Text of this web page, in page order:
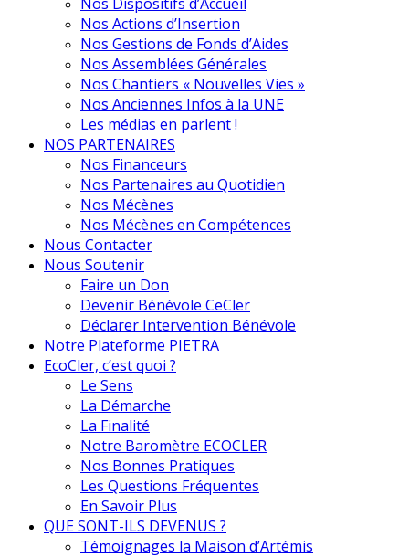
Nos Actions d’Insertion
Nos Gestions de Fonds d’Aides
Nos Assemblées Générales
Nos Chantiers « Nouvelles Vies »
Nos Anciennes Infos à la UNE
Les médias en parlent !
NOS PARTENAIRES
Nos Financeurs
Nos Partenaires au Quotidien
Nos Mécènes
Nos Mécènes en Compétences
Nous Contacter
Nous Soutenir
Faire un Don
Devenir Bénévole CeCler
Déclarer Intervention Bénévole
Notre Plateforme PIETRA
EcoCler, c’est quoi ?
Le Sens
La Démarche
La Finalité
Notre Baromètre ECOCLER
Nos Bonnes Pratiques
Les Questions Fréquentes
En Savoir Plus
QUE SONT-ILS DEVENUS ?
Témoignages la Maison d’Artémis